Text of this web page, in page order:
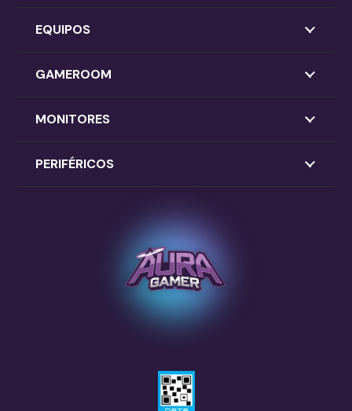
EQUIPOS
GAMEROOM
MONITORES
PERIFÉRICOS